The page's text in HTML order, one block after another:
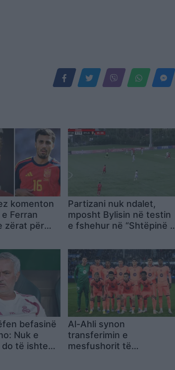
komenton
Ferran
zërat për
Partizani nuk ndalet,
mposht Bylisin në testin
e fshehur në “Shtëpinë e
befasinë
Nuk e
do të ishte
Al-Ahli synon
transferimin e
mesfushorit të